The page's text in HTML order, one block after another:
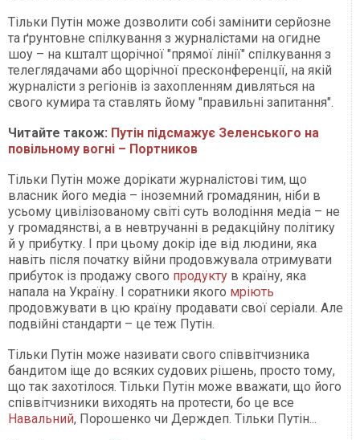
Тільки Путін може дозволити собі замінити серйозне
та ґрунтовне спілкування з журналістами на огидне
шоу – на кшталт щорічної "прямої лінії" спілкування з
телеглядачами або щорічної пресконференції, на якій
журналісти з регіонів із захопленням дивляться на
свого кумира та ставлять йому "правильні запитання".
Читайте також: Путін підсмажує Зеленського на
повільному вогні – Портников
Тільки Путін може дорікати журналістові тим, що
власник його медіа – іноземний громадянин, ніби в
усьому цивілізованому світі суть володіння медіа – не
у громадянстві, а в невтручанні в редакційну політику
й у прибутку. І при цьому докір іде від людини, яка
навіть після початку війни продовжувала отримувати
прибуток із продажу свого продукту в країну, яка
напала на Україну. І соратники якого мріють
продовжувати в цю країну продавати свої серіали. Але
подвійні стандарти – це теж Путін.
Тільки Путін може називати свого співвітчизника
бандитом іще до всяких судових рішень, просто тому,
що так захотілося. Тільки Путін може вважати, що його
співвітчизники виходять на протести, бо це все
Навальний, Порошенко чи Держдеп. Тільки Путін...